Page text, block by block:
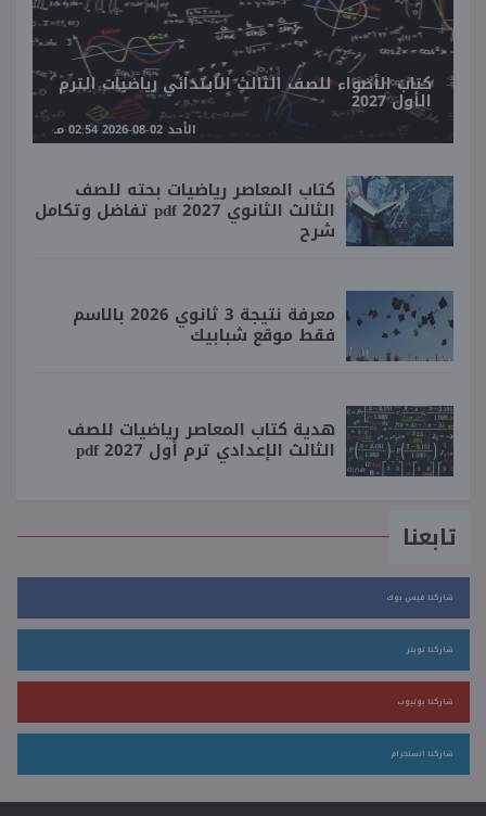
كتاب الأضواء للصف الثالث الابتدائي رياضيات الترم
الأول 2027
الأحد 02-08-2026 02:54 مـ
كتاب المعاصر رياضيات بحته للصف
الثالث الثانوي 2027 pdf تفاضل وتكامل
شرح
معرفة نتيجة 3 ثانوي 2026 بالاسم
فقط موقع شبابيك
هدية كتاب المعاصر رياضيات للصف
الثالث الإعدادي ترم أول 2027 pdf
تابعنا
شاركنا فيس بوك
شاركنا تويتر
شاركنا يوتيوب
شاركنا انستجرام